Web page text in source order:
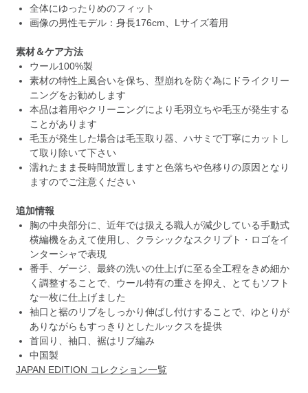
全体にゆったりめのフィット
画像の男性モデル：身長176cm、Lサイズ着用
素材＆ケア方法
ウール100%製
素材の特性上風合いを保ち、型崩れを防ぐ為にドライクリー
ニングをお勧めします
本品は着用やクリーニングにより毛羽立ちや毛玉が発生する
ことがあります
毛玉が発生した場合は毛玉取り器、ハサミで丁寧にカットし
て取り除いて下さい
濡れたまま長時間放置しますと色落ちや色移りの原因となり
ますのでご注意ください
追加情報
胸の中央部分に、近年では扱える職人が減少している手動式
横編機をあえて使用し、クラシックなスクリプト・ロゴをイ
ンターシャで表現
番手、ゲージ、最終の洗いの仕上げに至る全工程をきめ細か
く調整することで、ウール特有の重さを抑え、とてもソフト
な一枚に仕上げました
袖口と裾のリブをしっかり伸ばし付けすることで、ゆとりが
ありながらもすっきりとしたルックスを提供
首回り、袖口、裾はリブ編み
中国製
JAPAN EDITION コレクション一覧